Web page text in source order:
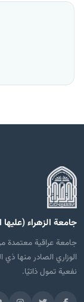
جامعة الزهراء (عليها
جامعة عراقية معتمدة
نفعية تمول ذاتيًا.